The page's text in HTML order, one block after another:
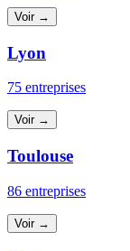
Voir →
Lyon
75 entreprises
Voir →
Toulouse
86 entreprises
Voir →